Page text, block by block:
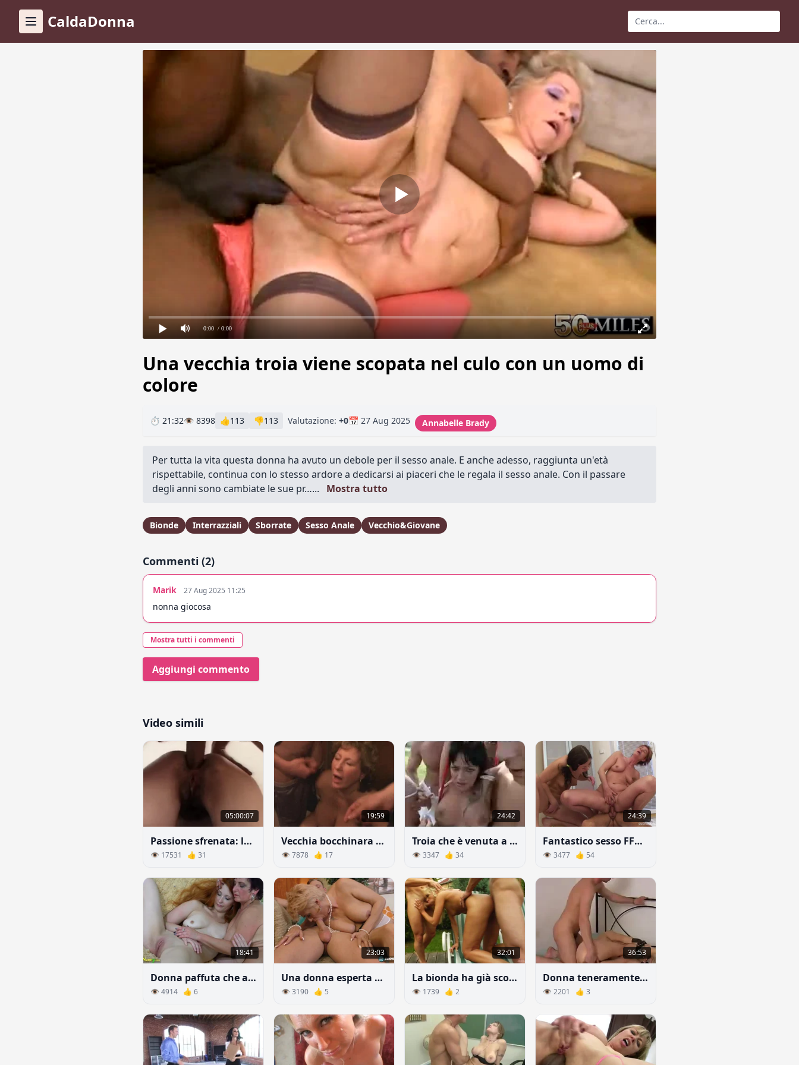
CaldaDonna
0:00 / 0:00
Una vecchia troia viene scopata nel culo con un uomo di
colore
⏱ 21:32👁 8398 👍113 👎113 Valutazione: +0📅 27 Aug 2025 Annabelle Brady
Per tutta la vita questa donna ha avuto un debole per il sesso anale. E anche adesso, raggiunta un'età
rispettabile, continua con lo stesso ardore a dedicarsi ai piaceri che le regala il sesso anale. Con il passare
degli anni sono cambiate le sue pr…...
Mostra tutto
Bionde Interrazziali Sborrate Sesso Anale Vecchio&Giovane
Commenti (2)
Marik 27 Aug 2025 11:25
nonna giocosa
Mostra tutti i commenti
Aggiungi commento
Video simili
05:00:07
Passione sfrenata: le donne sopra i 50 anni scopano come puttane
👁 17531 👍 31
19:59
Vecchia bocchinara bloccata in ascensore con due ragazzi e fanno sesso orale
👁 7878 👍 17
24:42
Troia che è venuta a riposare senza suo marito viene scopata a dovere
👁 3347 👍 34
24:39
Fantastico sesso FFM con due zoccole in sala massaggi
👁 3477 👍 54
18:41
Donna paffuta che accarezza con una giovane amante
👁 4914 👍 6
23:03
Una donna esperta dimostra all'uomo che scopare è meglio che segarsi
👁 3190 👍 5
32:01
La bionda ha già scopato con tutti nel suo villaggio di lusso
👁 1739 👍 2
36:53
Donna teneramente trombata
👁 2201 👍 3